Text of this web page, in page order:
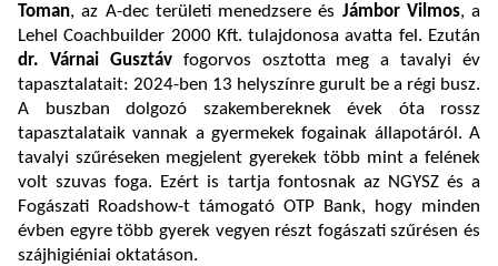
Toman, az A-dec területi menedzsere és Jámbor Vilmos, a
Lehel Coachbuilder 2000 Kft. tulajdonosa avatta fel. Ezután
dr. Várnai Gusztáv fogorvos osztotta meg a tavalyi év
tapasztalatait: 2024-ben 13 helyszínre gurult be a régi busz.
A buszban dolgozó szakembereknek évek óta rossz
tapasztalataik vannak a gyermekek fogainak állapotáról. A
tavalyi szűréseken megjelent gyerekek több mint a felének
volt szuvas foga. Ezért is tartja fontosnak az NGYSZ és a
Fogászati Roadshow-t támogató OTP Bank, hogy minden
évben egyre több gyerek vegyen részt fogászati szűrésen és
szájhigiéniai oktatáson.